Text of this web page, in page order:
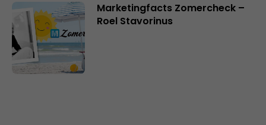
Marketingfacts Zomercheck –
Roel Stavorinus